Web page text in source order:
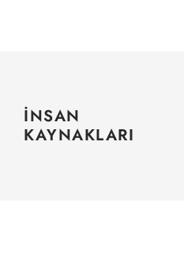
İNSAN
KAYNAKLARI